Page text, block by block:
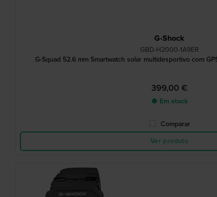
G-Shock
GBD-H2000-1A9ER
G-Squad 52.6 mm Smartwatch solar multidesportivo com
399,00 €
● Em stock
Comparar
Ver produto